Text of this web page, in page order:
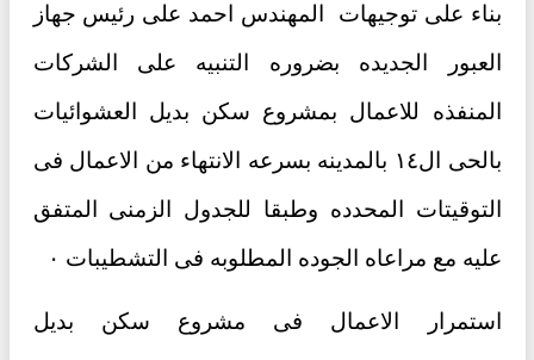
بناء على توجيهات المهندس احمد على رئيس جهاز
العبور الجديده بضروره التنبيه على الشركات
المنفذه للاعمال بمشروع سكن بديل العشوائيات
بالحى ال١٤ بالمدينه بسرعه الانتهاء من الاعمال فى
التوقيتات المحدده وطبقا للجدول الزمنى المتفق
عليه مع مراعاه الجوده المطلوبه فى التشطيبات ٠
استمرار الاعمال فى مشروع سكن بديل